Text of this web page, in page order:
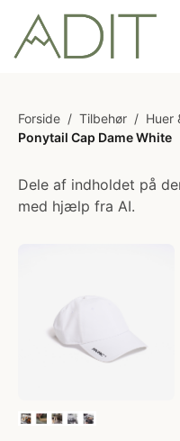
Forside / Tilbehør / Huer
Ponytail Cap Dame White
Dele af indholdet på
med hjælp fra AI.